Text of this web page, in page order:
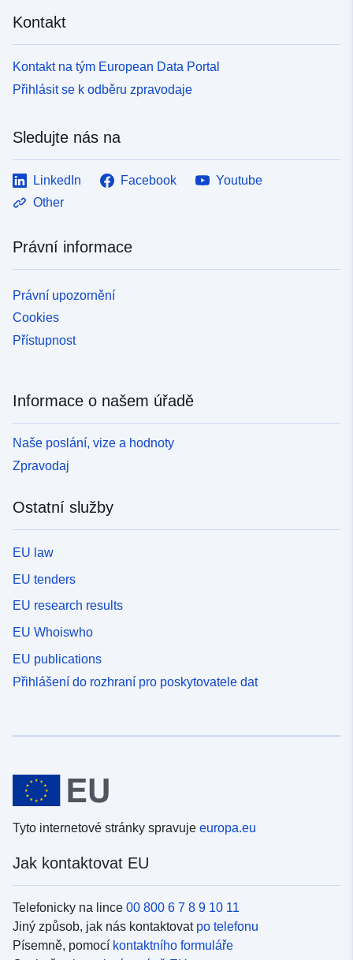
Kontakt
Kontakt na tým European Data Portal
Přihlásit se k odběru zpravodaje
Sledujte nás na
LinkedIn Facebook
Youtube
Other
Právní informace
Právní upozornění
Cookies
Přístupnost
Informace o našem úřadě
Naše poslání, vize a hodnoty
Zpravodaj
Ostatní služby
EU law
EU tenders
EU research results
EU Whoiswho
EU publications
Přihlášení do rozhraní pro poskytovatele dat
Tyto internetové stránky spravuje europa.eu
Jak kontaktovat EU
Telefonicky na lince 00 800 6 7 8 9 10 11
Jiný způsob, jak nás kontaktovat po telefonu
Písemně, pomocí kontaktního formuláře